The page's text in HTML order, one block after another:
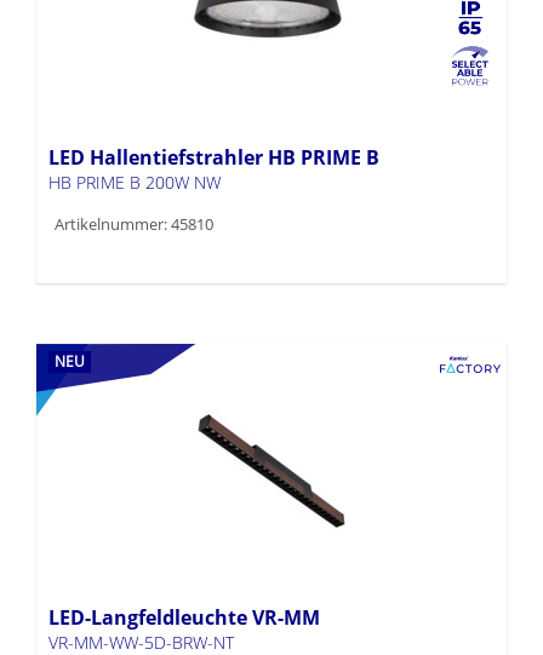
LED Hallentiefstrahler HB PRIME B
HB PRIME B 200W NW
Artikelnummer: 45810
NEU
LED-Langfeldleuchte VR-MM
VR-MM-WW-5D-BRW-NT